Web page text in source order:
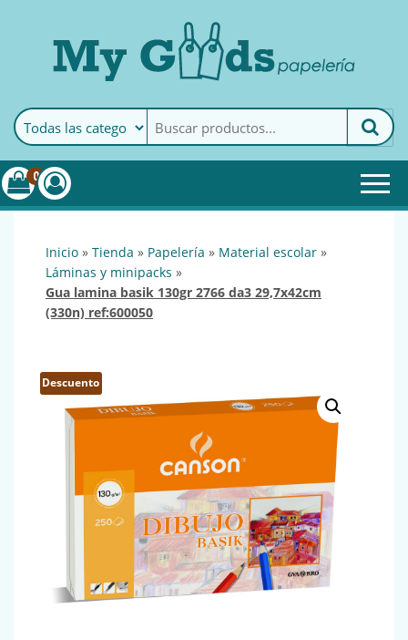
MyGoods · PapeleríaMy Goods es tu papelería
online de confianza. Podrás
encontrar todo lo necesario
0
inicio » tienda » papelería » material escolar »
láminas y minipacks »
gua lamina basik 130gr 2766 da3 29,7x42cm
(330n) ref:600050
Descuento